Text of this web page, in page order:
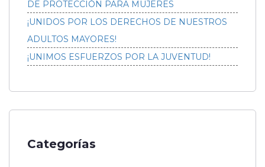
DE PROTECCIÓN PARA MUJERES
¡UNIDOS POR LOS DERECHOS DE NUESTROS
ADULTOS MAYORES!
¡UNIMOS ESFUERZOS POR LA JUVENTUD!
Categorías